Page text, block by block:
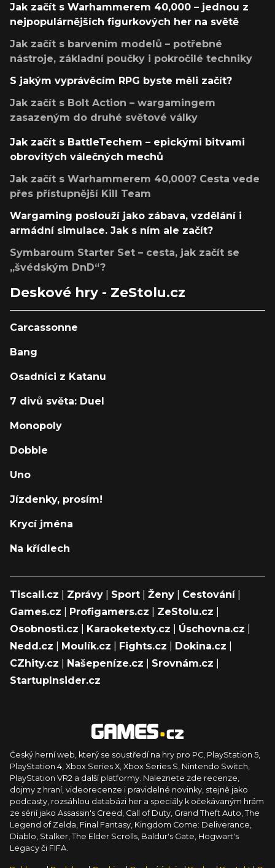
Jak začít s Warhammerem 40,000 – jednou z
nejpopulárnějších figurkových her na světě
Jak začít s barvením modelů – potřebné
nástroje, základní poučky i pokročilé techniky
S jakým vyprávěcím RPG byste měli začít?
Jak začít s Bolt Action – wargamingem
zasazeným do druhé světové války
Jak začít s BattleTechem – epickými bitvami
obrovitých válečných mechů
Jak začít s Warhammerem 40,000? Cesta vede
přes přístupnější Kill Team
Wargaming poslouží jako zábava, vzdělání i
armádní simulace. Jak s ním ale začít?
Symbaroum Starter Set – cesta, jak začít se
„švédským DnD“?
Deskové hry - ZeStolu.cz
Carcassonne
Bang
Osadníci z Katanu
7 divů světa: Duel
Monopoly
Dobble
Uno
Jízdenky, prosím!
Krycí jména
Na křídlech
Tiscali.cz Zprávy Sport Ženy Cestování|
Games.cz
Profigamers.cz ZeStolu.cz
Osobnosti.cz
Karaoketexty.cz Úschovna.cz
Nedd.cz
Moulík.cz Fights.cz Dokina.cz
CZhity.cz
Našepeníze.cz Srovnám.cz
StartupInsider.cz
Český herní web, který se soustředí na hry pro PC, PlayStation 5,
PlayStation 4, Xbox Series X, Xbox Series S, Nintendo Switch,
PlayStation VR2 a další platformy. Naleznete zde recenze,
dojmy z hraní, videorecenze i pravidelné novinky, stejně jako
podcasty, rozsáhlou databázi her a speciály k očekávaným hrám
ze sérií jako Assassin's Creed, Call of Duty, Grand Theft Auto, The
Legend of Zelda, Final Fantasy, Kingdom Come: Deliverance,
Diablo, Stalker, The Elder Scrolls, Baldur's Gate, Hogwart's
Legacy či FIFA.